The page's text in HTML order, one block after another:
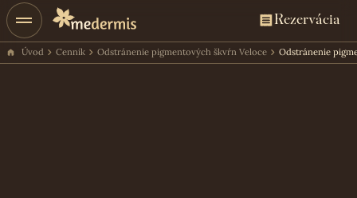
Rezervácia
Úvod Cenník Odstránenie pigmentových škvŕn Veloce Odstránenie